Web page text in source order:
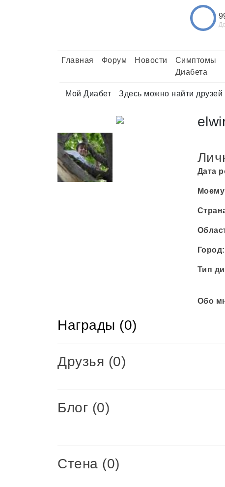
Главная Форум Новости
Симптомы
Диабета
Мой Диабет Здесь можно найти друзей
Дата
Город:
Тип
Обо
Награды (0)
Друзья (0)
Блог (0)
Стена (0)